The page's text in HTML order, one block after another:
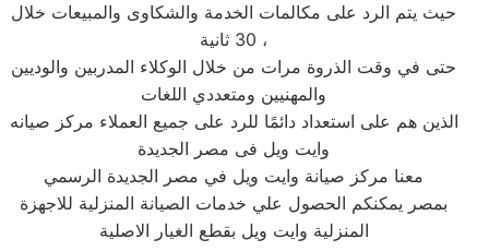
حيث يتم الرد على مكالمات الخدمة والشكاوى والمبيعات خلال
30 ثانية ،
حتى في وقت الذروة مرات من خلال الوكلاء المدربين والوديين
والمهنيين ومتعددي اللغات
الذين هم على استعداد دائمًا للرد على جميع العملاء مركز صيانه
وايت ويل فى مصر الجديدة
معنا مركز صيانة وايت ويل في مصر الجديدة الرسمي
بمصر يمكنكم الحصول علي خدمات الصيانة المنزلية للاجهزة
المنزلية وايت ويل بقطع الغيار الاصلية